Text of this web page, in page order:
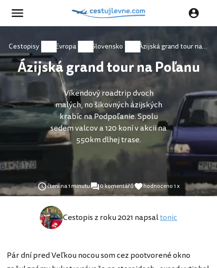
Cestopisy Evropa Slovensko Ázijská grand tour na Poľanu
Ázijská grand tour na Poľanu
Víkendový roadtrip dvoch
malých, no šikovných ázijských
krabíc na Podpoľanie. Spolu
sedem valcov a 120 koní v akcii na
550km dlhej trase.
čtení na 1 minutu 0 komentářů hodnoceno 1 x
Cestopis z roku 2021 napsaltonic
Pár dní pred Veľkou nocou som cez pootvorené okno